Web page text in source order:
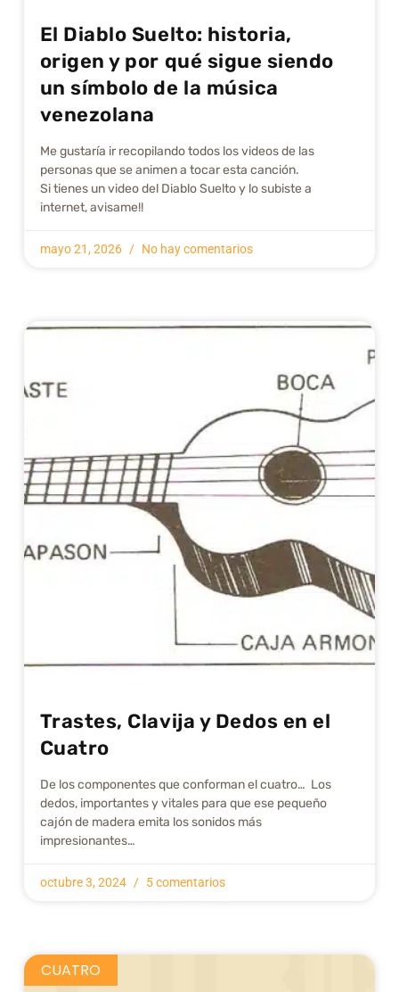
El Diablo Suelto: historia,
origen y por qué sigue siendo
un símbolo de la música
venezolana
Me gustarí­a ir recopilando todos los videos de las
personas que se animen a tocar esta canción.
Si tienes un video del Diablo Suelto y lo subiste a
internet, avisame!!
mayo 21, 2026 No hay comentarios
Trastes, Clavija y Dedos en el
Cuatro
De los componentes que conforman el cuatro… Los
dedos, importantes y vitales para que ese pequeño
cajón de madera emita los sonidos más
impresionantes…
octubre 3, 2024 5 comentarios
CUATRO